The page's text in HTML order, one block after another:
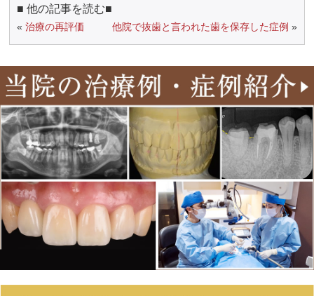
■ 他の記事を読む■
«治療の再評価 他院で抜歯と言われた歯を保存した症例 »